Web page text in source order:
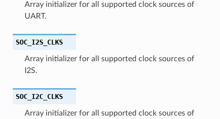
Array initializer for all supported clock sources of
UART.
SOC_I2S_CLKS
Array initializer for all supported clock sources of
I2S.
SOC_I2C_CLKS
Array initializer for all supported clock sources of